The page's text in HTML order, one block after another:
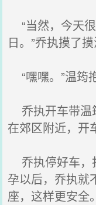
“当然，今天
日。”乔执摸了
“嘿嘿。”温筠
乔执开车带温
在郊区附近，开
乔执停好车，
孕以后，乔执就
座，这样更安全。